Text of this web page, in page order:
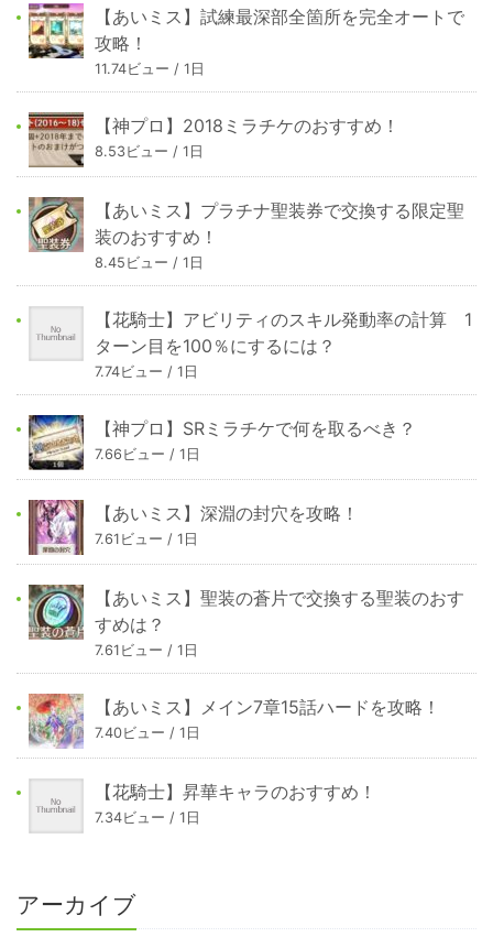
【あいミス】試練最深部全箇所を完全オートで
攻略！
11.74ビュー / 1日
【神プロ】2018ミラチケのおすすめ！
8.53ビュー / 1日
【あいミス】プラチナ聖装券で交換する限定聖
装のおすすめ！
8.45ビュー / 1日
【花騎士】アビリティのスキル発動率の計算 1
ターン目を100％にするには？
7.74ビュー / 1日
【神プロ】SRミラチケで何を取るべき？
7.66ビュー / 1日
【あいミス】深淵の封穴を攻略！
7.61ビュー / 1日
【あいミス】聖装の蒼片で交換する聖装のおす
すめは？
7.61ビュー / 1日
【あいミス】メイン7章15話ハードを攻略！
7.40ビュー / 1日
【花騎士】昇華キャラのおすすめ！
7.34ビュー / 1日
アーカイブ